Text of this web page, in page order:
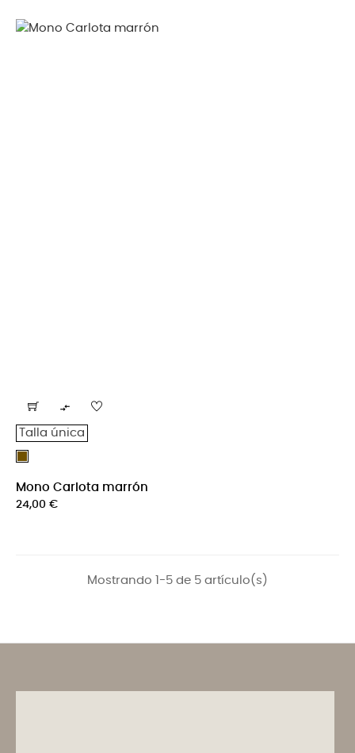

Talla única
Marrón
Mono Carlota marrón
Precio
24,00 €
Mostrando 1-5 de 5 artículo(s)